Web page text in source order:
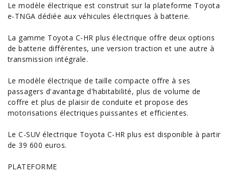
Le modèle électrique est construit sur la plateforme Toyota
e-TNGA dédiée aux véhicules électriques à batterie.
La gamme Toyota C-HR plus électrique offre deuxoptions
de batterie différentes, une version traction et une autre à
transmission intégrale.
Le modèle électrique de taille compacte offre à ses
passagers d'avantage d'habitabilité, plus de volume de
coffre et plus de plaisir de conduite et propose des
motorisations électriques puissantes et efficientes.
Le C-SUVélectrique Toyota C-HR plus est disponible à partir
de 39 600 euros.
PLATEFORME